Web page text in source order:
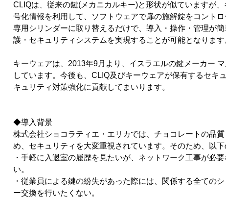
CLIQは、従来の鍵(メカニカルキー)と形状が似ていますが
号化情報を利用して、ソフトウェアで扉の施解錠をコント
専用シリンダーに取り替えるだけで、導入・操作・管理が
護・セキュリティシステムを実現することが可能となります
キーウェアは、2013年9月より、イスラエルの鍵メーカー
しています。今後も、CLIQ及びキーウェアが保有するセキ
キュリティ対策強化に貢献してまいります。
◆導入背景
株式会社ショコラティエ・エリカでは、チョコレートの品
め、セキュリティを大変重視されています。そのため、以
・手軽に入退室の履歴を見たいが、ネットワーク工事が必
い。
・従業員による鍵の紛失があった際には、関係する全ての
ー交換を行いたくない。